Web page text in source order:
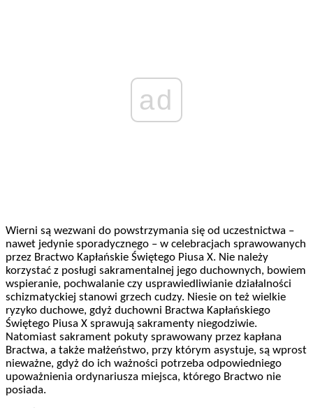
ad
Wierni są wezwani do powstrzymania się od uczestnictwa –
nawet jedynie sporadycznego – w celebracjach sprawowanych
przez Bractwo Kapłańskie Świętego Piusa X. Nie należy
korzystać z posługi sakramentalnej jego duchownych, bowiem
wspieranie, pochwalanie czy usprawiedliwianie działalności
schizmatyckiej stanowi grzech cudzy. Niesie on też wielkie
ryzyko duchowe, gdyż duchowni Bractwa Kapłańskiego
Świętego Piusa X sprawują sakramenty niegodziwie.
Natomiast sakrament pokuty sprawowany przez kapłana
Bractwa, a także małżeństwo, przy którym asystuje, są wprost
nieważne, gdyż do ich ważności potrzeba odpowiedniego
upoważnienia ordynariusza miejsca, którego Bractwo nie
posiada.